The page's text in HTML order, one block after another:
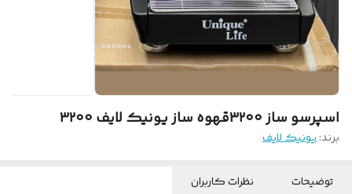
اسپرسو ساز ۳۲۰۰قهوه ساز یونیک لایف ۳۲۰۰
برند:یونیک لایف
توضیحات نظرات کاربران